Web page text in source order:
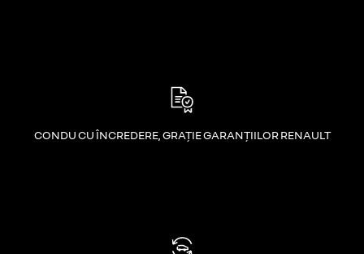
CONDU CU ÎNCREDERE, GRAȚIE GARANȚIILOR RENAULT